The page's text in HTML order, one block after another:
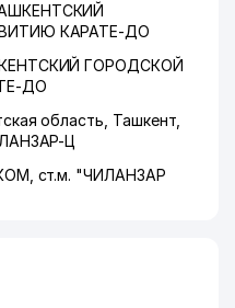
КАРАТЕ-ДО
ГОРОДСКОЙ
ДО
область Ташкент,
Ц
ст.м. "ЧИЛАНЗАР